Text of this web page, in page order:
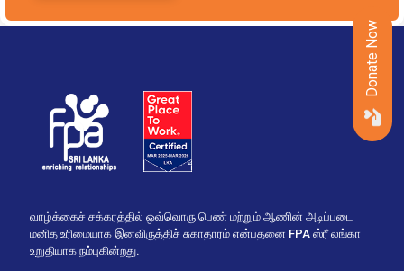
வாழ்க்கைச் சக்கரத்தில் ஒவ்வொரு பெண் மற்றும் ஆணின் அடிப்படை
மனித உரிமையாக இனவிருத்திச் சுகாதாரம் என்பதனை FPA ஸ்ரீ லங்கா
உறுதியாக நம்புகின்றது.
Donate Now